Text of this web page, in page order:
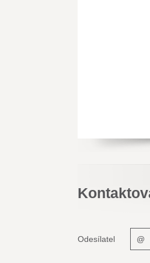
Odesílatel